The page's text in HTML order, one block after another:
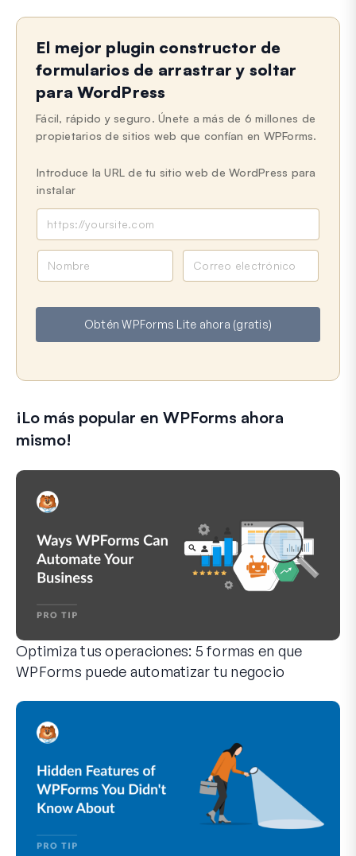
El mejor plugin constructor de
formularios de arrastrar y soltar
para WordPress
Fácil, rápido y seguro. Únete a más de 6 millones de
propietarios de sitios web que confían en WPForms.
Introduce la URL de tu sitio web de WordPress para
instalar
b
e
r
e
o
l
c
ó
Obtén WPForms Lite ahora (gratis)
¡Lo más popular en WPForms ahora
mismo!
Optimiza tus operaciones: 5 formas en que
WPForms puede automatizar tu negocio